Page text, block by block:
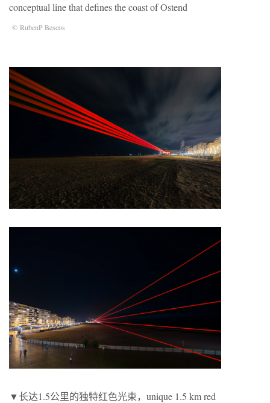
conceptual line that deﬁnes the coast of Ostend
© RubenP Bescos
▼长达1.5公里的独特红色光束，unique 1.5 km red